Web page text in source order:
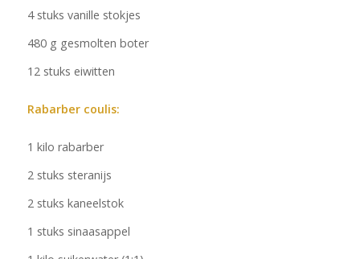
4 stuks vanille stokjes
480 g gesmolten boter
12 stuks eiwitten
Rabarber coulis:
1 kilo rabarber
2 stuks steranijs
2 stuks kaneelstok
1 stuks sinaasappel